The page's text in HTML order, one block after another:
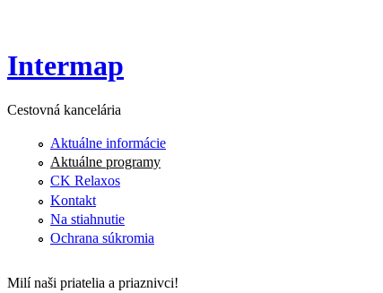
Intermap
Cestovná kancelária
Aktuálne informácie
Aktuálne programy
CK Relaxos
Kontakt
Na stiahnutie
Ochrana súkromia
Milí naši priatelia a priaznivci!